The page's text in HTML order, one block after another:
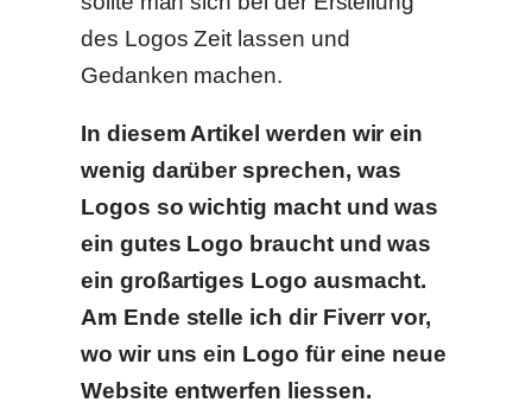
des Logos Zeit lassen und
Gedanken machen.
In diesem Artikel werden wir ein
wenig darüber sprechen, was
Logos so wichtig macht und was
ein gutes Logo braucht und was
ein großartiges Logo ausmacht.
Am Ende stelle ich dir Fiverr vor,
wo wir uns ein Logo für eine neue
Website entwerfen liessen.